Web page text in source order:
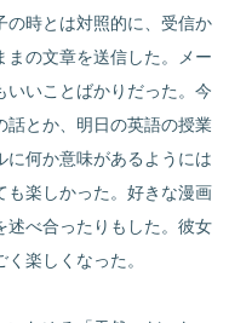
の時とは対照的に、受信か
まの文章を送信した。メー
いいことばかりだった。今
話とか、明日の英語の授業
に何か意味があるようには
も楽しかった。好きな漫画
述べ合ったりもした。彼女
楽しくなった。